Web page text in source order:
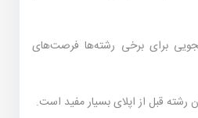
برای برخی رشته‌ها فرصت‌های
رشته قبل از اپلای بسیار مفید است.